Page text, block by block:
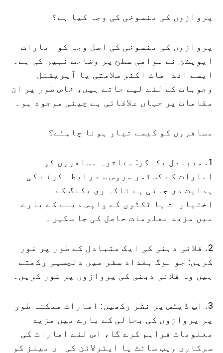
پروازوں کی منسوخی کی وجہ کیا ہے؟
پروازوں کی منسوخی کی اصل وجہ کو امارات
ایویشن نے عوامی سطح پر وضاحت نہیں کی ہے۔
ایسے اقدامات اکثر سلامتی یا آپریشنل
وجوہات کے لئے لیے جاتے ہیں، خاص طور پر ان
مقامات پر جہاں علاقائی بے چینی موجود ہو۔
مسافروں کو کیسے تیار ہونا چاہئے؟
1. متبادل بکنگز: متاثرہ مسافروں کو
امارات کے کسٹمر سروس سے رابطہ کرنے کی
ہدایت دی جاتی ہے تاکہ ری بکنگ کے
اختیارات یا ٹکٹوں کے واپس دینے کے بارے
میں مزید معلومات حاصل کی جا سکیں۔
2. فلائی دبئی کی ایک متبادل کے طور پر غور
کریں: جو لوگ بغداد سفر میں دلچسپی رکھتے
ہیں وہ فلائی دبئی کی پروازوں پر غور کریں۔
3. اپ ڈیٹس پر نظر رکھیں: امارات ممکنہ طور
پر پروازوں کی بحالی کے بارے میں مزید
معلومات فراہم کرے گا، اس لئے امارات کی
سرکاری ویب سائٹ یا ایئرلائن کی ای میلز کو